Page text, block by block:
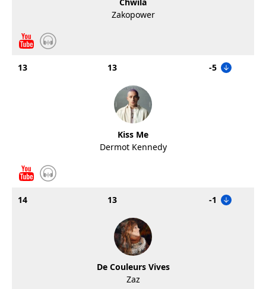
Zakopower
13 13 -5
Kiss Me
Dermot Kennedy
14 13 -1
De Couleurs Vives
Zaz